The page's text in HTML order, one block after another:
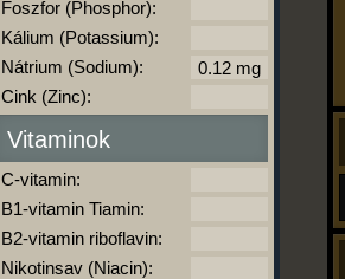
kalóriabázis.hu
Foszfor (Phosphor):
Kálium (Potassium):
Nátrium (Sodium):
Cink (Zinc):
Vitaminok
C-vitamin:
B1-vitamin Tiamin:
B2-vitamin riboflavin:
Nikotinsav (Niacin):